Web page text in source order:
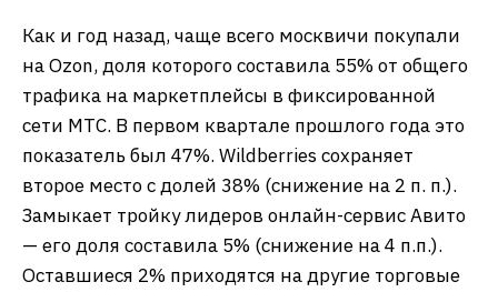
Как и год назад, чаще всего москвичи покупали
на Ozon, доля которого составила 55% от общего
трафика на маркетплейсы в фиксированной
сети МТС. В первом квартале прошлого года это
показатель был 47%. Wildberries сохраняет
второе место с долей 38% (снижение на 2 п. п.).
Замыкает тройку лидеров онлайн-сервис Авито
— его доля составила 5% (снижение на 4 п.п.).
Оставшиеся 2% приходятся на другие торговые